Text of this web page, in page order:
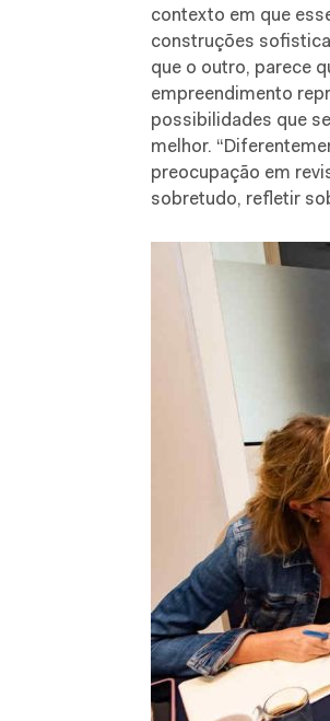
contexto em que
construções
que o outro, parece
empreendimento
possibilidades que
melhor.
preocupação em
sobretudo, refletir